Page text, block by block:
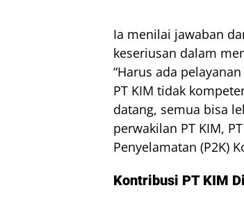
Ia menilai jawaban
keseriusan dalam
“Harus ada
PT KIM tidak
datang, semua bisa
perwakilan PT KIM,
Penyelamatan (P2K)
Kontribusi PT KIM